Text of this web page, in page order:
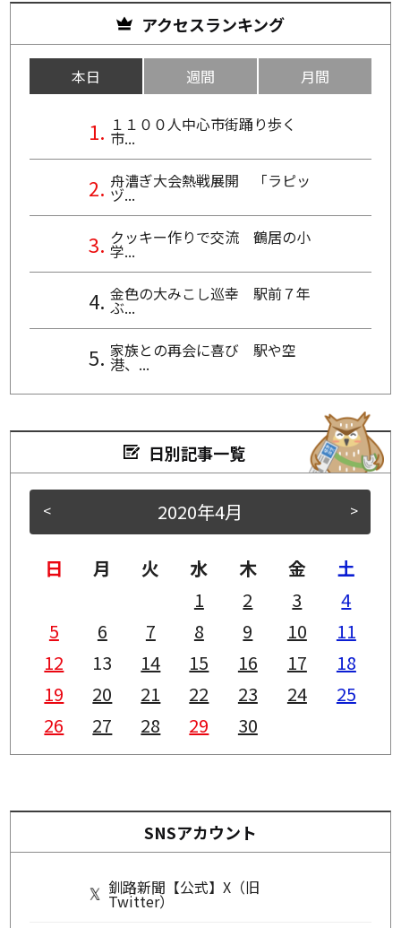
アクセスランキング
本日 週間 月間
１１００人中心市街踊り歩く
市...
舟漕ぎ大会熱戦展開 「ラピッ
ヅ...
クッキー作りで交流 鶴居の小
学...
金色の大みこし巡幸 駅前７年
ぶ...
家族との再会に喜び 駅や空
港、...
日別記事一覧
< >
2020年4月
日 月 火 水 木 金
土
1
2 3
4
5
6 7 8 9 10
11
12
13 14 15 16 17
18
19
20 21 22 23 24
25
26
27 28 29 30
SNSアカウント
釧路新聞【公式】X（旧
Twitter）